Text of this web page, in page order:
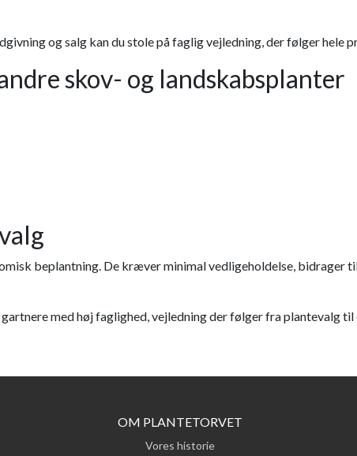
og salg kan du stole på faglig vejledning, der følger
skov- og landskabsplanter
beplantning. De kræver minimal vedligeholdelse, bidrager
med høj faglighed, vejledning der følger fra plantevalg
OM PLANTETORVET
Vores historie